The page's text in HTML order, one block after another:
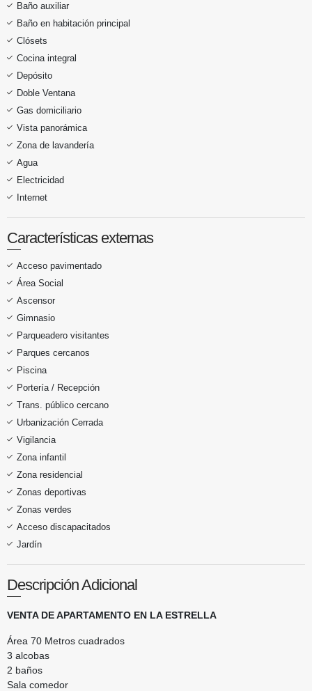
Baño auxiliar
Baño en habitación principal
Clósets
Cocina integral
Depósito
Doble Ventana
Gas domiciliario
Vista panorámica
Zona de lavandería
Agua
Electricidad
Internet
Características externas
Acceso pavimentado
Área Social
Ascensor
Gimnasio
Parqueadero visitantes
Parques cercanos
Piscina
Portería / Recepción
Trans. público cercano
Urbanización Cerrada
Vigilancia
Zona infantil
Zona residencial
Zonas deportivas
Zonas verdes
Acceso discapacitados
Jardín
Descripción Adicional
VENTA DE APARTAMENTO EN LA ESTRELLA
Área 70 Metros cuadrados
3 alcobas
2 baños
Sala comedor